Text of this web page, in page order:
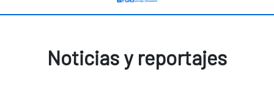
Noticias y reportajes